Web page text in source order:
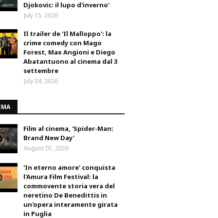
Djokovic: il lupo d'inverno'
July 15, 2026
Il trailer de 'Il Malloppo': la
crime comedy con Mago
Forest, Max Angioni e Diego
Abatantuono al cinema dal 3
settembre
July 04, 2026
Film al cinema, 'Spider-Man:
Brand New Day'
August 01, 2026
'In eterno amore' conquista
l'Amura Film Festival: la
commovente storia vera del
neretino De Benedittis in
un'opera interamente girata
in Puglia